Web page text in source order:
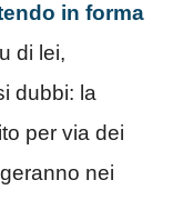
in forma
di lei,
dubbi: la
per via dei
nei